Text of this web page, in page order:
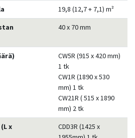
19,8 (12,7 + 7,1) m²
40 x 70 mm
CW5R (915 x 420 mm)
1 tk
CW1R (1890 x 530
mm) 1 tk
CW21R ( 515 x 1890
mm) 2 tk
x
CDD3R (1425 x